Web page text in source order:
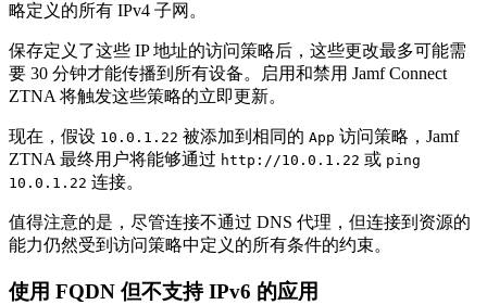
略定义的所有 IPv4 子网。
保存定义了这些 IP 地址的访问策略后，这些更改最多可能需
要 30 分钟才能传播到所有设备。启用和禁用 Jamf Connect
ZTNA 将触发这些策略的立即更新。
现在，假设 10.0.1.22 被添加到相同的 App 访问策略，Jamf
ZTNA 最终用户将能够通过 http://10.0.1.22 或 ping
10.0.1.22 连接。
值得注意的是，尽管连接不通过 DNS 代理，但连接到资源的
能力仍然受到访问策略中定义的所有条件的约束。
使用 FQDN 但不支持 IPv6 的应用